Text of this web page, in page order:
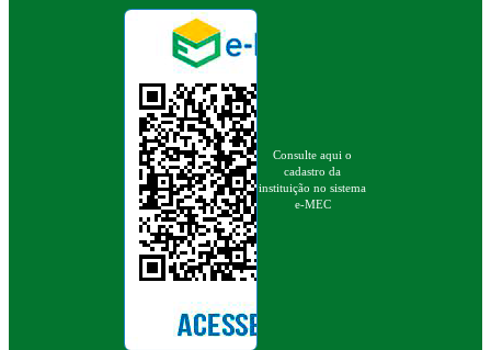
Consulte aqui o
cadastro da
instituição no sistema
e-MEC